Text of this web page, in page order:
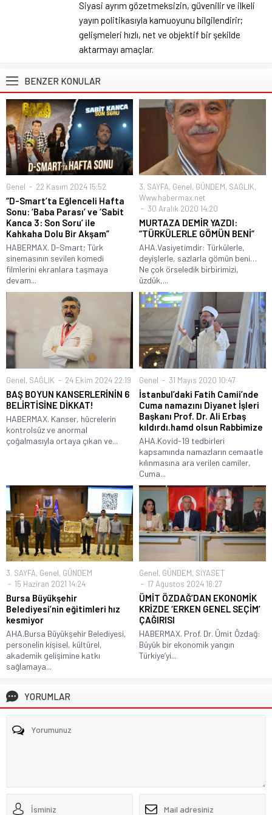
Siyasi ayrım gözetmeksizin, güvenilir ve ilkeli
yayın politikasıyla kamuoyunu bilgilendirir;
gelişmeleri hızlı, net ve objektif bir şekilde
aktarmayı amaçlar.
BENZER KONULAR
Genel 22 Kasım 2024 15:52
“D-Smart’ta Eğlenceli Hafta
Sonu: ‘Baba Parası’ ve ‘Sabit
Kanca 3: Son Soru’ ile
Kahkaha Dolu Bir Akşam”
HABERMAX. D-Smart; Türk
sinemasının sevilen komedi
filmlerini ekranlara taşmaya
devam...
3. SAYFA, Genel, GÜNDEM, SAĞLIK,
Www.habermax.net
30 Aralık 2020 14:20
MURTAZA DEMİR YAZDI:
“TÜRKÜLERLE GÖMÜN BENİ”
AHA.Vasiyetimdir: Türkülerle,
deyişlerle, sazlarla gömün beni…
Ne çok örseledik birbirimizi,
üzdük,...
Genel, SAĞLIK 24 Ekim 2024 22:19
BAŞ BOYUN KANSERLERİNİN 6
BELİRTİSİNE DİKKAT!
HABERMAX. Kanser, hücrelerin
kontrolsüz ve anormal
çoğalmasıyla ortaya çıkan ve...
Genel 31 Mayıs 2020 10:47
İstanbul’daki Fatih Camii’nde
Cuma namazını Diyanet İşleri
Başkanı Prof. Dr. Ali Erbaş
kıldırdı.hamd olsun Rabbimize
AHA.Kovid-19 tedbirleri
kapsamında namazların cemaatle
kılınmasına ara verilen camiler,
Cuma...
3. SAYFA, Genel, GÜNDEM
15 Haziran 2021 14:24
Bursa Büyükşehir
Belediyesi’nin eğitimleri hız
kesmiyor
AHA.Bursa Büyükşehir Belediyesi,
personelin kişisel, kültürel,
akademik gelişimine katkı
sağlamaya...
Genel, GÜNDEM, SİYASET
17 Ağustos 2024 16:27
ÜMİT ÖZDAĞ’DAN EKONOMİK
KRİZDE ‘ERKEN GENEL SEÇİM’
ÇAĞIRISI
HABERMAX. Prof. Dr. Ümit Özdağ:
Büyük bir ekonomik yangın
Türkiye’yi...
YORUMLAR